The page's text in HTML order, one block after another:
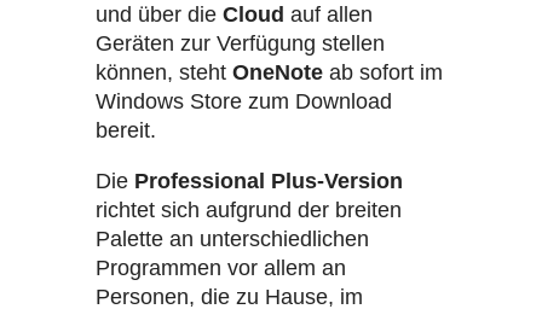
und über die Cloud auf allen
Geräten zur Verfügung stellen
können, steht OneNote ab sofort im
Windows Store zum Download
bereit.
Die Professional Plus-Version
richtet sich aufgrund der breiten
Palette an unterschiedlichen
Programmen vor allem an
Personen, die zu Hause, im